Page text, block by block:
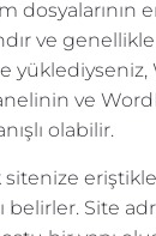
ve
ve
olabilir.
sitenize
belirler. Site